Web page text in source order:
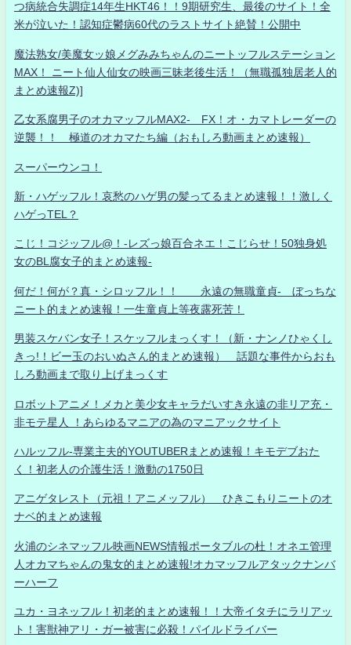
つ病統合失調症14年生HKT46！！9期研究生、最後のサイト！全
米が泣いた！認知症鬱病60代のラストサイト絶賛！公開中
魔法熟女/美魔女ッ娘メグみみちゃんのニートッフルステーション
MAX！ ニート仙人仙女の映画三昧老後生活！（無職孤独居老人的
まとめ速報Z)]
乙女系腐男子のオカマッフルMAX2- FX！オ・カマトレーダーの
逆襲！！ 極道のオカマたち編（おもしろ動画まとめ速報）
スーパーウンコ！
新・ハゲッフル！哀愁のハゲ男の髪ってるまとめ速報！！激しく
ハゲっTEL？
こじ！コジッフル@！-レズっ娘百合ネエ！こじらせ！50独身処
女のBL腐女子的まとめ速報-
何だ！何が？真・シロッフル！！ 永遠の無職童貞- ぼっちな
ニート的まとめ速報！一生童貞上等夜露死苦！
男装スケバン女子！スケッフルまっくす！（新・ナンノひゃくし
きっ!！ビー玉のおいぬさん的まとめ速報） 話題な事件からおも
しろ動画まで取り上げまっくす
ロボットアニメ！メカと美少女キャラだいすき永遠の非リア充・
非モテ星人 ！あらゆるマニアの為のマニアックサイト
ハルッフル-専業主夫的YOUTUBERまとめ速報！キモデブおた
く！初老人の介護生活！激動の1750日
アニゲタレスト（元祖！アニメッフル） ひきこもりニートのオ
ナベ的まとめ速報
火浦のシネマッフル映画NEWS情報ポータブルの杜！オネエ管理
人オカマちゃんの鬼女的まとめ速報!オカマッフルアタックナンバ
ーハーフ
ユカ・ヨネッフル！初老的まとめ速報！！大帝イタチにラリアッ
ト！害獣神アリ・ガー被害に必殺！パイルドライバー